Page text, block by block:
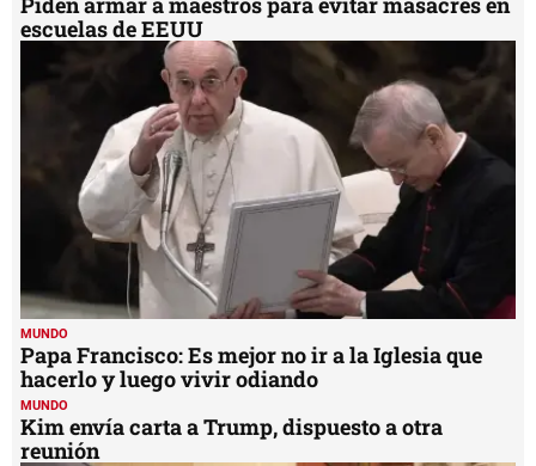
escuelas de EEUU
MUNDO
Papa Francisco: Es mejor no ir a la Iglesia que
hacerlo y luego vivir odiando
MUNDO
Kim envía carta a Trump, dispuesto a otra
reunión